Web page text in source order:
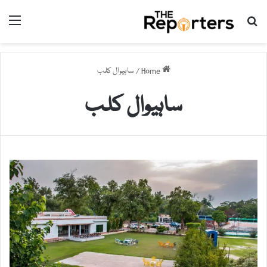
Search for
Home
/ ساہیوال کلب
ساہیوال کلب